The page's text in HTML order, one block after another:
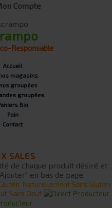
Compte
Responsable
Accueil
magasins
groupées
groupées
Bio
Pain
Contact
SALES
de chaque produit désiré et
en bas de page.
Naturellement Sans Gluten
Sans Oeuf